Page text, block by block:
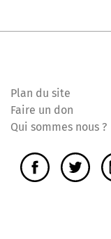
Plan du site
Faire un don
Qui sommes nous ?